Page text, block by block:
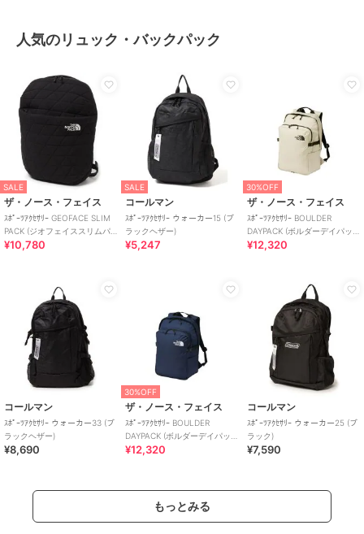
人気のリュック・バックパック
SALE
ザ・ノース・フェイス
ｽﾎﾟｰﾂｱｸｾｻﾘｰ GEOFACE SLIM
PACK (ジオフェイススリムパ
ック)
¥10,780
SALE
コールマン
ｽﾎﾟｰﾂｱｸｾｻﾘｰ ウォーカー15 (ブ
ラックヘザー)
¥5,247
30%OFF
ザ・ノース・フェイス
ｽﾎﾟｰﾂｱｸｾｻﾘｰ BOULDER
DAYPACK (ボルダーデイパッ
ク)
¥12,320
コールマン
ｽﾎﾟｰﾂｱｸｾｻﾘｰ ウォーカー33 (ブ
ラックヘザー)
¥8,690
30%OFF
ザ・ノース・フェイス
ｽﾎﾟｰﾂｱｸｾｻﾘｰ BOULDER
DAYPACK (ボルダーデイパッ
ク)
¥12,320
コールマン
ｽﾎﾟｰﾂｱｸｾｻﾘｰ ウォーカー25 (ブ
ラック)
¥7,590
もっとみる